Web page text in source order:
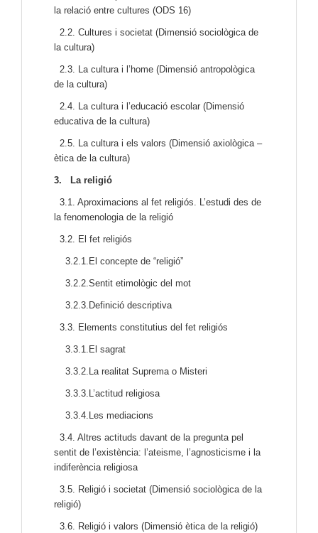
la relació entre cultures (ODS 16)
2.2. Cultures i societat (Dimensió sociològica de
la cultura)
2.3. La cultura i l’home (Dimensió antropològica
de la cultura)
2.4. La cultura i l’educació escolar (Dimensió
educativa de la cultura)
2.5. La cultura i els valors (Dimensió axiològica –
ètica de la cultura)
3. La religió
3.1. Aproximacions al fet religiós. L’estudi des de
la fenomenologia de la religió
3.2. El fet religiós
3.2.1.El concepte de “religió”
3.2.2.Sentit etimològic del mot
3.2.3.Definició descriptiva
3.3. Elements constitutius del fet religiós
3.3.1.El sagrat
3.3.2.La realitat Suprema o Misteri
3.3.3.L’actitud religiosa
3.3.4.Les mediacions
3.4. Altres actituds davant de la pregunta pel
sentit de l’existència: l’ateisme, l’agnosticisme i la
indiferència religiosa
3.5. Religió i societat (Dimensió sociològica de la
religió)
3.6. Religió i valors (Dimensió ètica de la religió)